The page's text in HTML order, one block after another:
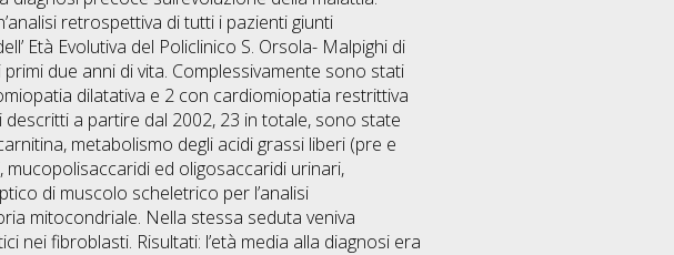
retrospettiva di tutti i pazienti giunti
Età Evolutiva del Policlinico S. Orsola- Malpighi di
due anni di vita. Complessivamente sono stati
dilatativa e 2 con cardiomiopatia restrittiva
descritti a partire dal 2002, 23 in totale, sono state
metabolismo degli acidi grassi liberi (pre e
ed oligosaccaridi urinari,
di muscolo scheletrico per l’analisi
mitocondriale. Nella stessa seduta veniva
nei fibroblasti. Risultati: l’età media alla diagnosi era